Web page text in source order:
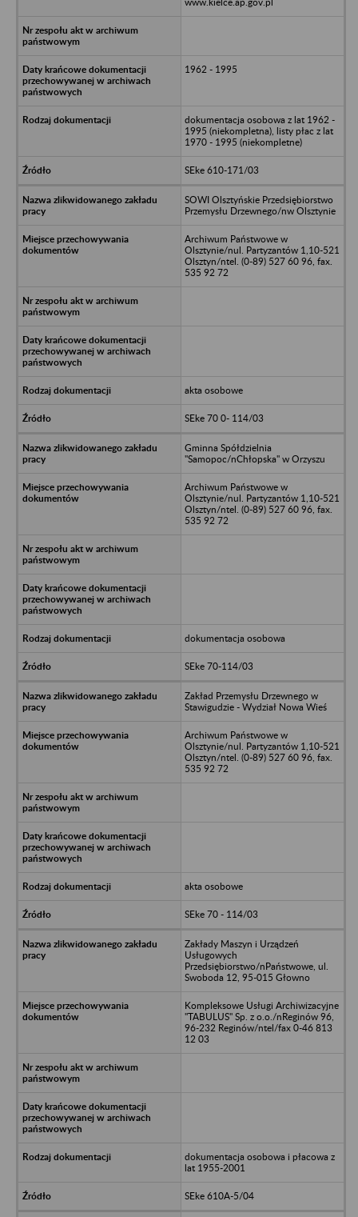
1962 - 1995
dokumentacja osobowa z lat 1962 -
1995 (niekompletna), listy płac z lat
1970 - 1995 (niekompletne)
SEke 610-171/03
SOWI Olsztyńskie Przedsiębiorstwo
Przemysłu Drzewnego/nw Olsztynie
Archiwum Państwowe w
Olsztynie/nul. Partyzantów 1,10-521
Olsztyn/ntel. (0-89) 527 60 96, fax.
535 92 72
akta osobowe
SEke 70 0- 114/03
Gminna Spółdzielnia
"Samopoc/nChłopska" w Orzyszu
Archiwum Państwowe w
Olsztynie/nul. Partyzantów 1,10-521
Olsztyn/ntel. (0-89) 527 60 96, fax.
535 92 72
dokumentacja osobowa
SEke 70-114/03
Zakład Przemysłu Drzewnego w
Stawigudzie - Wydział Nowa Wieś
Archiwum Państwowe w
Olsztynie/nul. Partyzantów 1,10-521
Olsztyn/ntel. (0-89) 527 60 96, fax.
535 92 72
akta osobowe
SEke 70 - 114/03
Zakłady Maszyn i Urządzeń
Usługowych
Przedsiębiorstwo/nPaństwowe, ul.
Swoboda 12, 95-015 Głowno
Kompleksowe Usługi Archiwizacyjne
"TABULUS" Sp. z o.o./nReginów 96,
96-232 Reginów/ntel/fax 0-46 813
12 03
dokumentacja osobowa i płacowa z
lat 1955-2001
SEke 610A-5/04